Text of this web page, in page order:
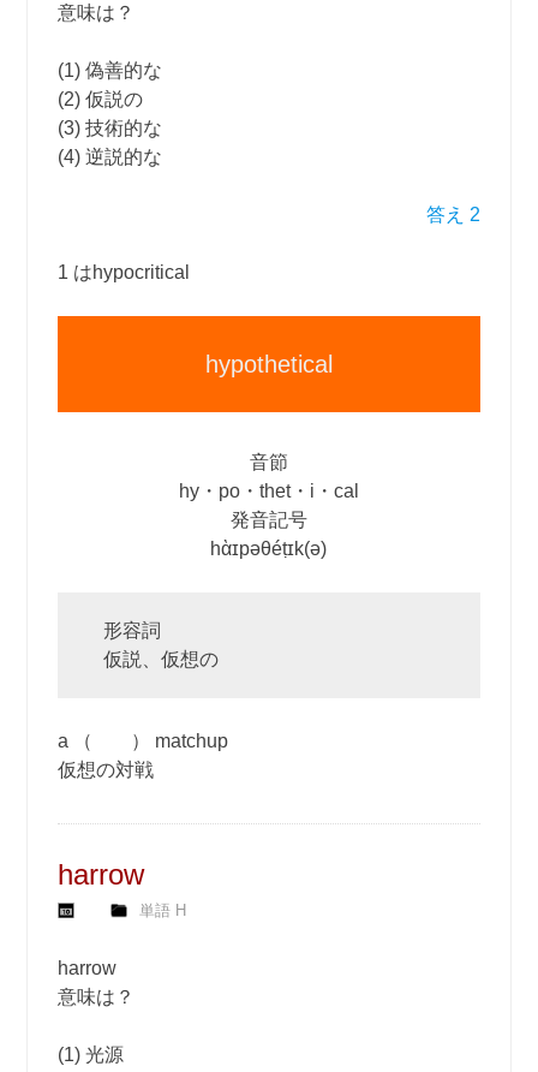
意味は？
(1) 偽善的な
(2) 仮説の
(3) 技術的な
(4) 逆説的な
答え 2
1 はhypocritical
hypothetical
音節
hy・po・thet・i・cal
発音記号
hὰɪpəθéṭɪk(ə)
形容詞
仮説、仮想の
a （ ） matchup
仮想の対戦
harrow
単語 H
harrow
意味は？
(1) 光源